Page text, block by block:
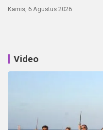
Kamis, 6 Agustus 2026
Video